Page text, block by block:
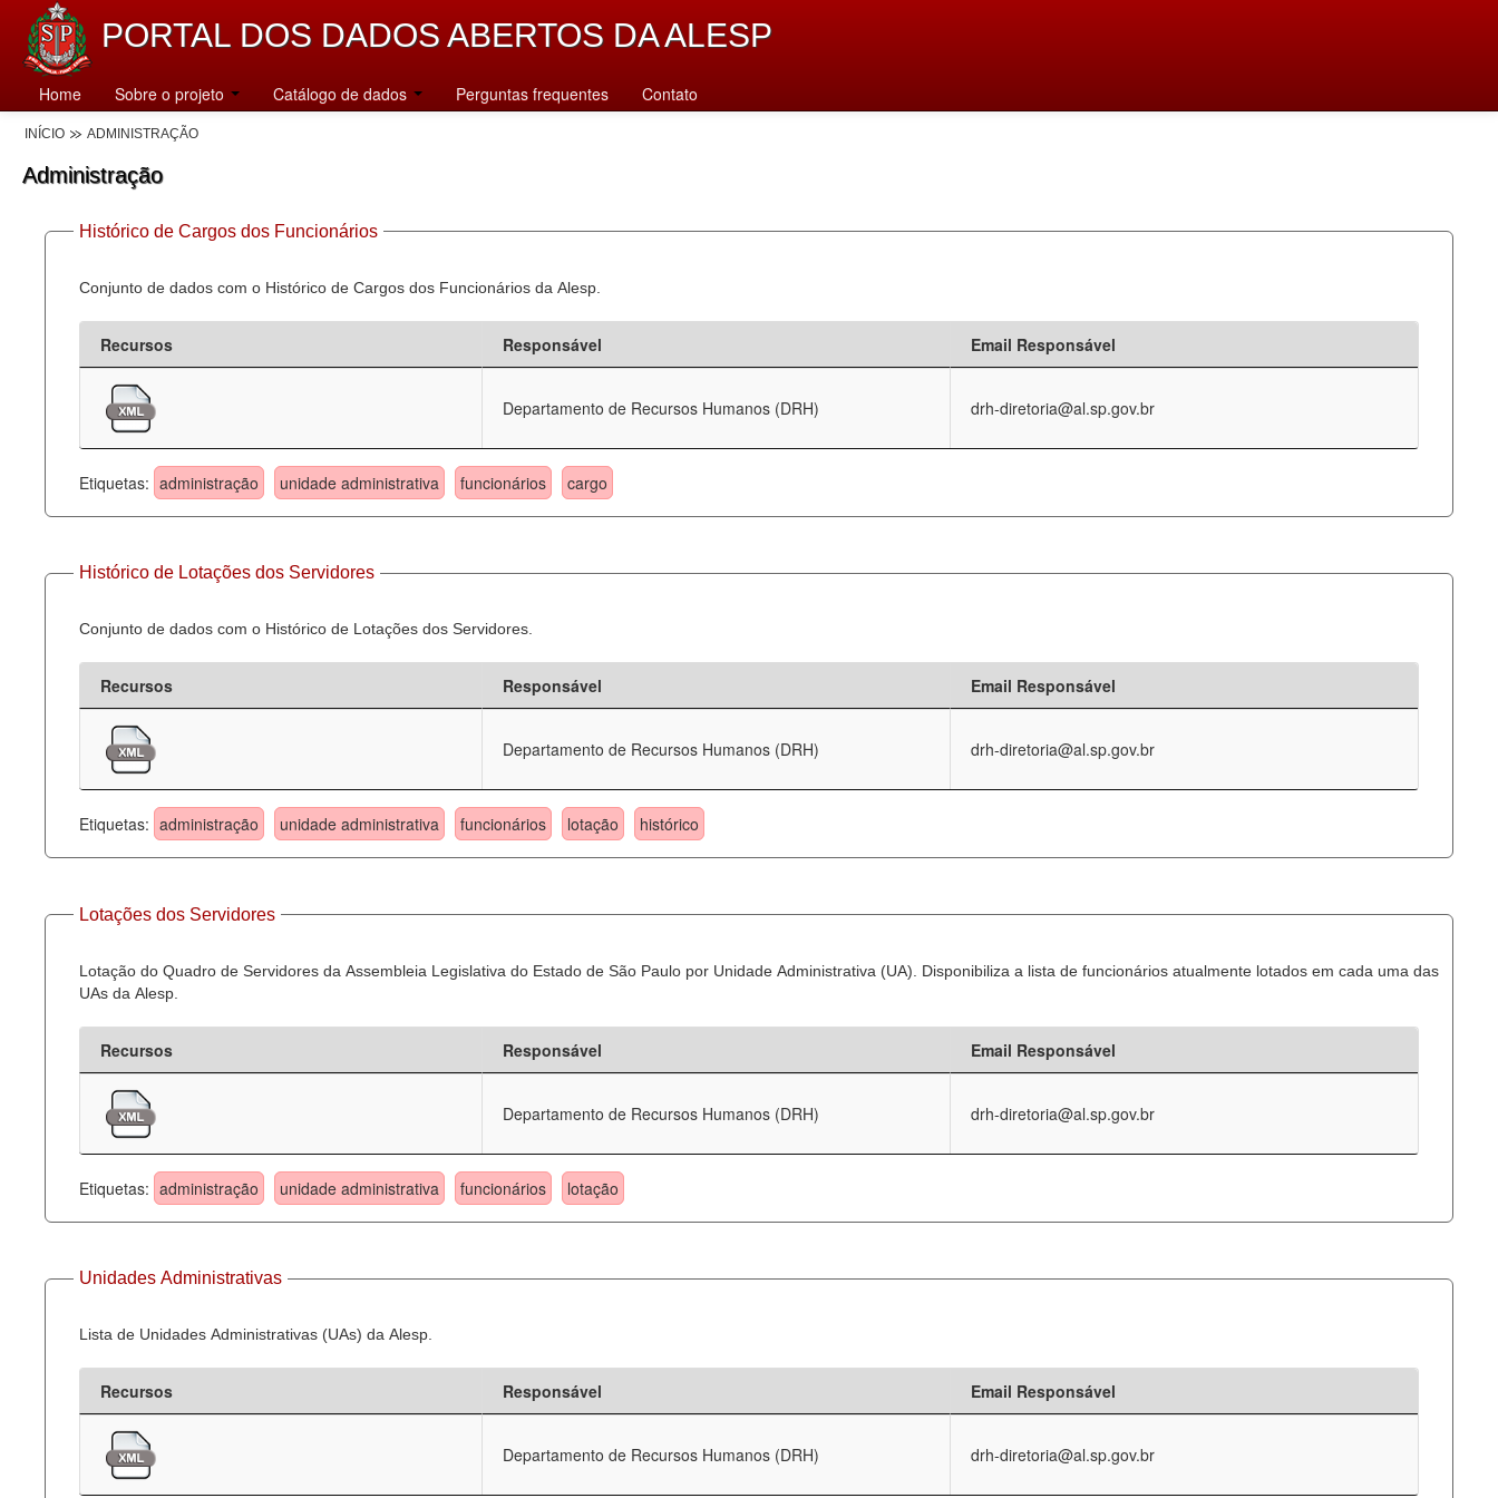
PORTAL DOS DADOS ABERTOS DA ALESP
Home Sobre o projeto Catálogo de dados Perguntas frequentes Contato
INÍCIO ADMINISTRAÇÃO
Administração
Histórico de Cargos dos Funcionários
Conjunto de dados com o Histórico de Cargos dos Funcionários da Alesp.
Recursos Responsável Email Responsável
Departamento de Recursos Humanos (DRH) drh-diretoria@al.sp.gov.br
Etiquetas: administração unidade administrativa funcionários cargo
Histórico de Lotações dos Servidores
Conjunto de dados com o Histórico de Lotações dos Servidores.
Recursos Responsável Email Responsável
Departamento de Recursos Humanos (DRH) drh-diretoria@al.sp.gov.br
Etiquetas: administração unidade administrativa funcionários lotação histórico
Lotações dos Servidores
Lotação do Quadro de Servidores da Assembleia Legislativa do Estado de São Paulo por Unidade Administrativa (UA). Disponibiliza a lista de funcionários atualmente lotados em cada uma das
UAs da Alesp.
Recursos Responsável Email Responsável
Departamento de Recursos Humanos (DRH) drh-diretoria@al.sp.gov.br
Etiquetas: administração unidade administrativa funcionários lotação
Unidades Administrativas
Lista de Unidades Administrativas (UAs) da Alesp.
Recursos Responsável Email Responsável
Departamento de Recursos Humanos (DRH) drh-diretoria@al.sp.gov.br